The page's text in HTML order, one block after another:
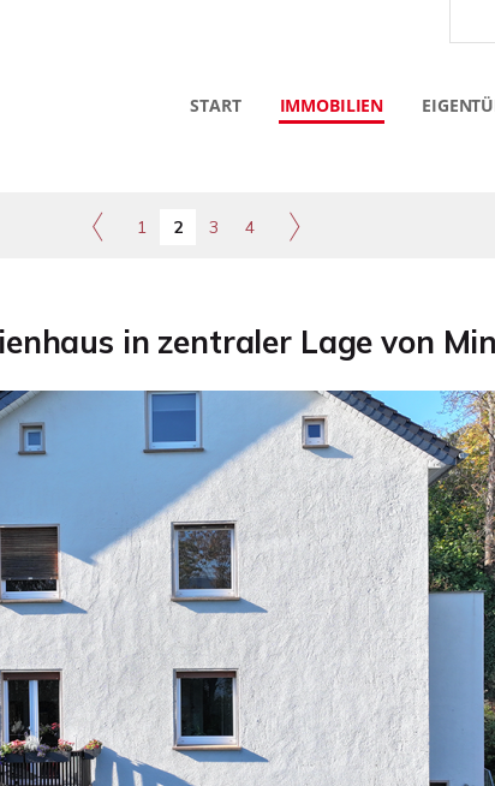
START IMMOBILIEN
1 2 3 4
in zentraler Lage von